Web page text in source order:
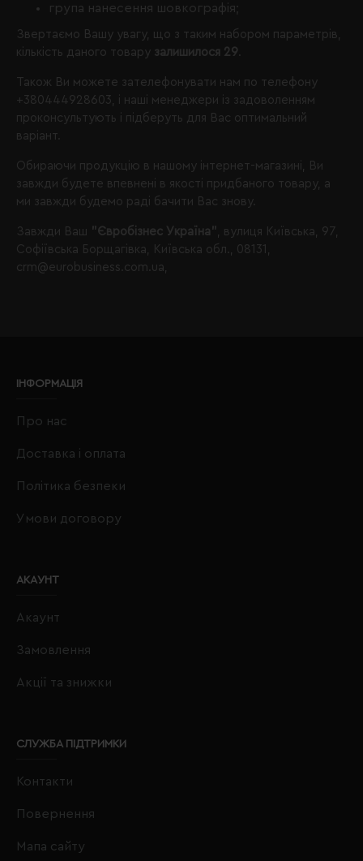
група нанесення шовкографія;
Звертаємо Вашу увагу, що з таким набором параметрів,
кількість даного товару залишилося 29
Також Ви можете зателефонувати нам по телефону
+380444928603 , і наші менеджери із задоволенням
проконсультують і підберуть для Вас оптимальний
варіант.
Обираючи продукцію в нашому інтернет-магазині, Ви
завжди будете впевнені в якості придбаного товару, а
ми завжди будемо раді бачити Вас знову.
Завжди Ваш "Євробізнес Україна"
, вулиця Київська, 97,
Софіївська Борщагівка, Київська обл., 08131,
crm@eurobusiness.com.ua,
ІНФОРМАЦІЯ
Про нас
Доставка і оплата
Політика безпеки
Умови договору
АКАУНТ
Акаунт
Замовлення
Акції та знижки
СЛУЖБА ПІДТРИМКИ
Контакти
Повернення
Мапа сайту